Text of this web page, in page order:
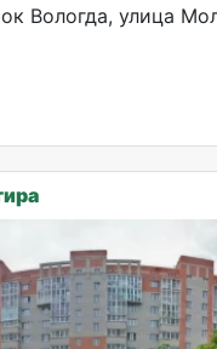
Вологда, улица